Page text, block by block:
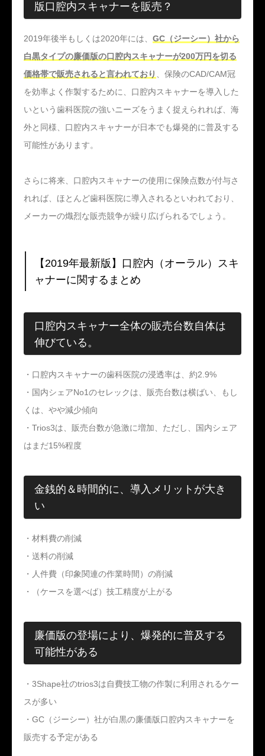
版口腔内スキャナーを販売？
2019年後半もしくは2020年には、 GC（ジーシー）社から
白黒タイプの廉価版の口腔内スキャナーが200万円を切る
価格帯で販売されると言われており 、保険のCAD/CAM冠
を効率よく作製するために、口腔内スキャナーを導入した
いという歯科医院の強いニーズをうまく捉えられれば、海
外と同様、口腔内スキャナーが日本でも爆発的に普及する
可能性があります。
さらに将来、口腔内スキャナーの使用に保険点数が付与さ
れれば、ほとんど歯科医院に導入されるといわれており、
メーカーの熾烈な販売競争が繰り広げられるでしょう。
【2019年最新版】口腔内（オーラル）スキ
ャナーに関するまとめ
口腔内スキャナー全体の販売台数自体は
伸びている。
・口腔内スキャナーの歯科医院の浸透率は、約2.9%
・国内シェアNo1のセレックは、販売台数は横ばい、もし
くは、やや減少傾向
・Trios3は、販売台数が急激に増加、ただし、国内シェア
はまだ15%程度
金銭的＆時間的に、導入メリットが大き
い
・材料費の削減
・送料の削減
・人件費（印象関連の作業時間）の削減
・（ケースを選べば）技工精度が上がる
廉価版の登場により、爆発的に普及する
可能性がある
・3Shape社のtrios3は自費技工物の作製に利用されるケー
スが多い
・GC（ジーシー）社が白黒の廉価版口腔内スキャナーを
販売する予定がある